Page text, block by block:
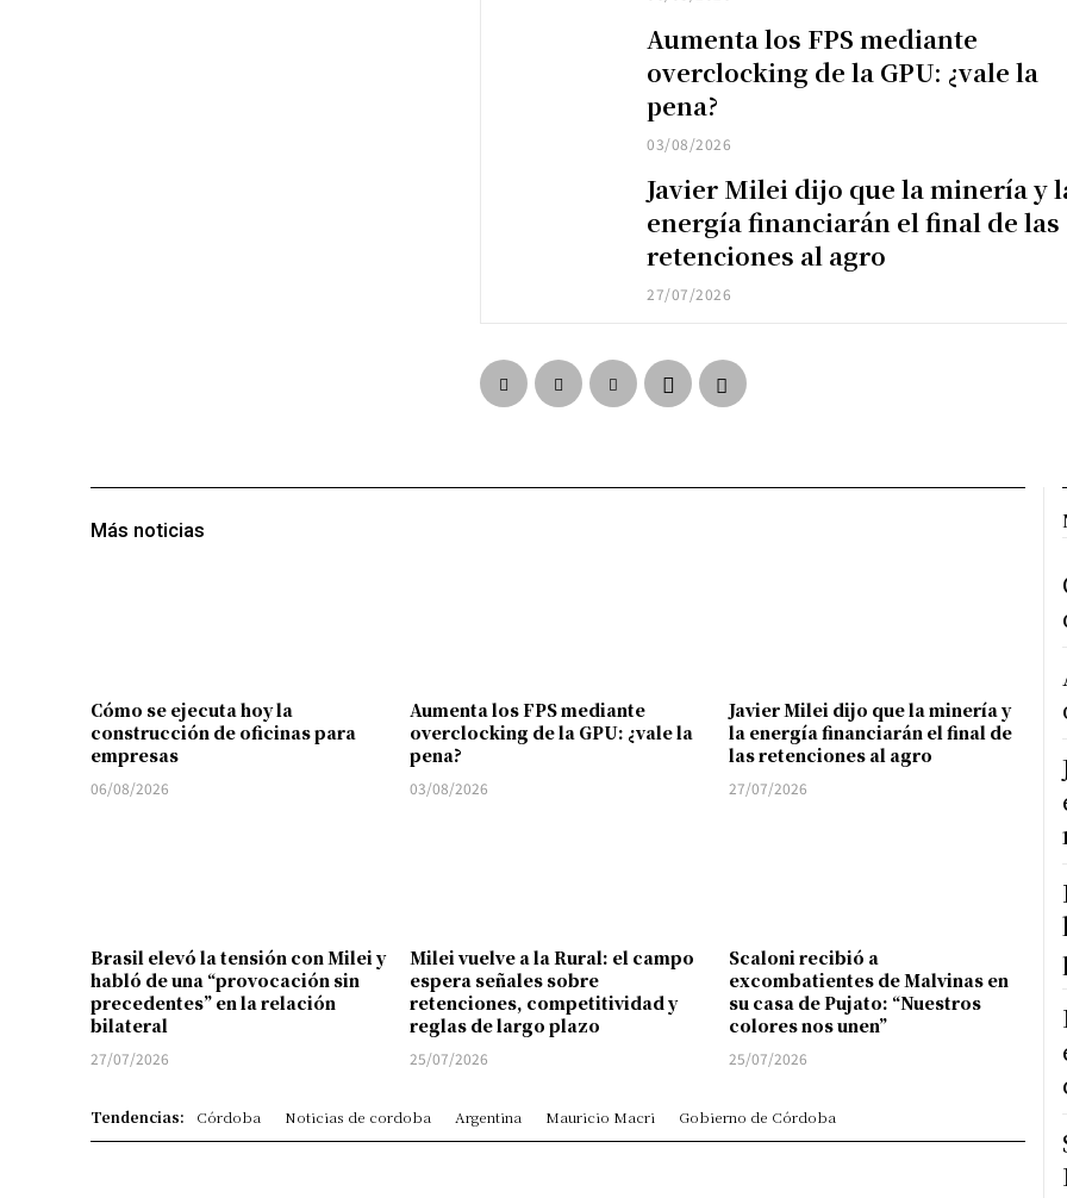
Aumenta los FPS mediante
overclocking de la GPU: ¿vale la
pena?
03/08/2026
Javier Milei dijo que la minería y
energía financiarán el final de las
retenciones al agro
27/07/2026
Más noticias
Cómo se ejecuta hoy la
construcción de oficinas para
empresas
06/08/2026
Aumenta los FPS mediante
overclocking de la GPU: ¿vale la
pena?
03/08/2026
Javier Milei dijo que la minería y
la energía financiarán el final de
las retenciones al agro
27/07/2026
Brasil elevó la tensión con Milei y
habló de una “provocación sin
precedentes” en la relación
bilateral
27/07/2026
Milei vuelve a la Rural: el campo
espera señales sobre
retenciones, competitividad y
reglas de largo plazo
25/07/2026
Scaloni recibió a
excombatientes de Malvinas en
su casa de Pujato: “Nuestros
colores nos unen”
25/07/2026
Tendencias: Córdoba Noticias de cordoba Argentina Mauricio Macri Gobierno de Córdoba